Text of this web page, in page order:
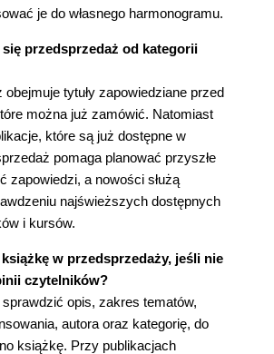
je do własnego harmonogramu.
przedsprzedaż od kategorii
tytuły zapowiedziane przed
można już zamówić. Natomiast
które są już dostępne w
pomaga planować przyszłe
zapowiedzi, a nowości służą
najświeższych dostępnych
i kursów.
w przedsprzedaży, jeśli nie
czytelników?
opis, zakres tematów,
autora oraz kategorię, do
książkę. Przy publikacjach